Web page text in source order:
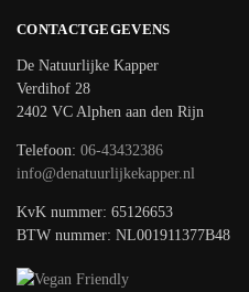
CONTACTGEGEVENS
De Natuurlijke Kapper
Verdihof 28
2402 VC Alphen aan den Rijn
Telefoon: 06-43432386
info@denatuurlijkekapper.nl
KvK nummer: 65126653
BTW nummer: NL001911377B48